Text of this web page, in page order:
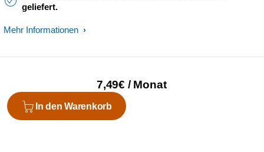
geliefert.
Mehr Informationen
7,49€ / Monat
In den Warenkorb